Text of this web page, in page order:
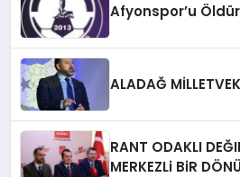
Afyonspor’u
ALADAĞ
RANT ODAKLI
MERKEZLi BiR